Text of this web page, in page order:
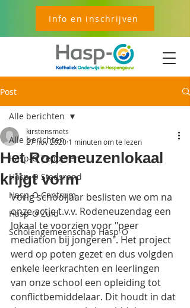
Info en inschrijven
Post
Alle berichten
Hasp-O Zepperen
Hasp-O Stadsrand
Hasp-O Centrum
Hasp-O Zuid
Scholengemeenschap Hasp-O
Alle berichten
Het Rodeneuzenlokaal
krijgt vorm
kirstensmets
27 nov 2020 1 minuten om te lezen
Vorig schooljaar beslisten we om na
onze actie t.v.v. Rodeneuzendag een
lokaal te voorzien voor "peer
mediation bij jongeren". Het project
werd op poten gezet en dus volgden
enkele leerkrachten en leerlingen
van onze school een opleiding tot
conflictbemiddelaar. Dit houdt in dat